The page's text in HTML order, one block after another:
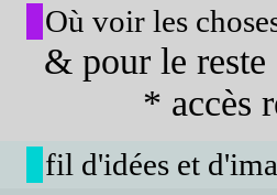
Où voir les
& pour le reste
* accès
fil d'idées et